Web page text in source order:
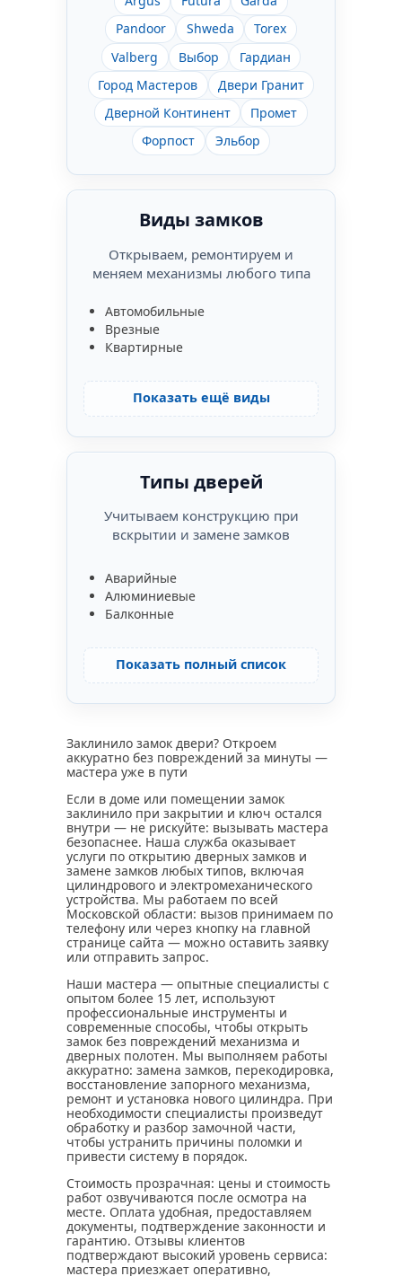
Pandoor
Shweda
Torex
Valberg
Выбор
Гардиан
Город Мастеров
Двери Гранит
Дверной Континент
Промет
Форпост
Эльбор
Виды замков
Открываем, ремонтируем и
меняем механизмы любого типа
Автомобильные
Врезные
Квартирные
Показать ещё виды
Типы дверей
Учитываем конструкцию при
вскрытии и замене замков
Аварийные
Алюминиевые
Балконные
Показать полный список
Заклинило замок двери? Откроем
аккуратно без повреждений за минуты —
мастера уже в пути
Если в доме или помещении замок
заклинило при закрытии и ключ остался
внутри — не рискуйте: вызывать мастера
безопаснее. Наша служба оказывает
услуги по открытию дверных замков и
замене замков любых типов, включая
цилиндрового и электромеханического
устройства. Мы работаем по всей
Московской области: вызов принимаем по
телефону или через кнопку на главной
странице сайта — можно оставить заявку
или отправить запрос.
Наши мастера — опытные специалисты с
опытом более 15 лет, используют
профессиональные инструменты и
современные способы, чтобы открыть
замок без повреждений механизма и
дверных полотен. Мы выполняем работы
аккуратно: замена замков, перекодировка,
восстановление запорного механизма,
ремонт и установка нового цилиндра. При
необходимости специалисты произведут
обработку и разбор замочной части,
чтобы устранить причины поломки и
привести систему в порядок.
Стоимость прозрачная: цены и стоимость
работ озвучиваются после осмотра на
месте. Оплата удобная, предоставляем
документы, подтверждение законности и
гарантию. Отзывы клиентов
подтверждают высокий уровень сервиса:
мастера приезжает оперативно,